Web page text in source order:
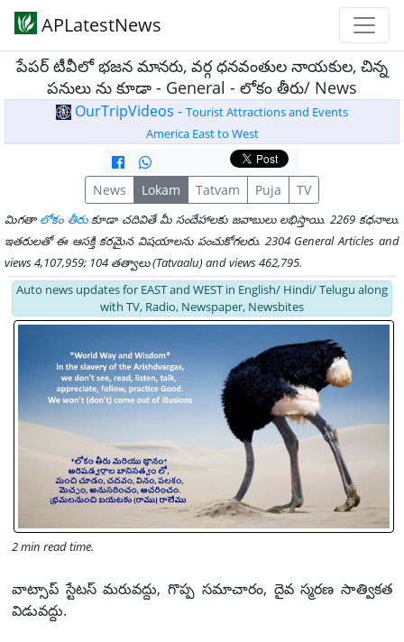
APLatestNews
పేపర్ టీవీలో భజన మానరు, వర్గ ధనవంతుల నాయకుల, చిన్న
పనులు ను కూడా - General - లోకం తీరు/ News
OurTripVideos - Tourist Attractions and Events
America East to West
News Lokam Tatvam Puja TV
మిగతా లోకం తీరుకూడా చదివితే మీ సందేహాలకు జవాబులు లభిస్తాయి. 2269 కధనాలు.
ఇతరులతో ఈ ఆసక్తి కరమైన విషయాలను పంచుకోగలరు. 2304 General Articles and
views 4,107,959; 104 తత్వాలు (Tatvaalu) and views 462,795.
Auto news updates for EAST and WEST in English/ Hindi/ Telugu along
with TV, Radio, Newspaper, Newsbites
2 min read time.
వాట్సాప్ స్టేటస్ మరువద్దు, గొప్ప సమాచారం, దైవ స్మరణ సాత్వికత
విడువద్దు.